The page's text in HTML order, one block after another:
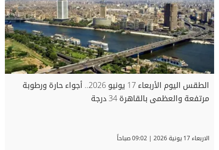
الطقس اليوم الأربعاء 17 يونيو 2026.. أجواء حارة ورطوبة
مرتفعة والعظمى بالقاهرة 34 درجة
الاربعاء 17 يونية 2026 | 09:02 صباحاً